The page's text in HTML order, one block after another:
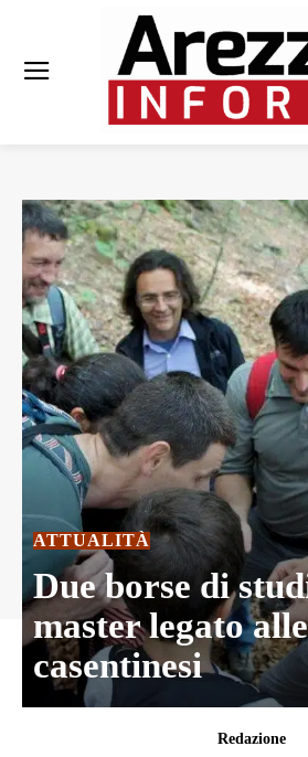
ATTUALITÀ
Due borse di
master legato
casentinesi
Redazione